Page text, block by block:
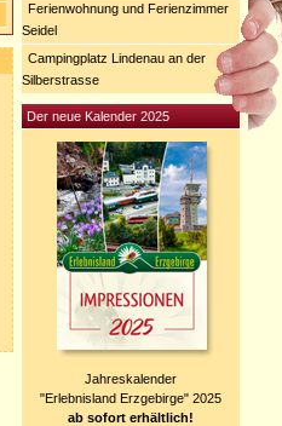
Ferienwohnung und Ferienzimmer
Seidel
Campingplatz Lindenau an der
Silberstrasse
Der neue Kalender 2025
Jahreskalender
"Erlebnisland Erzgebirge" 2025
ab sofort erhältlich!